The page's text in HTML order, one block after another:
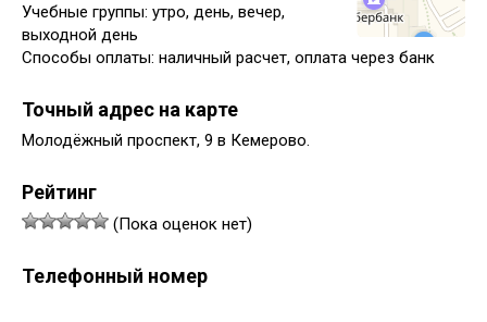
Учебные группы: утро, день, вечер,
выходной день
Способы оплаты: наличный расчет, оплата через банк
Точный адрес на карте
Молодёжный проспект, 9 в Кемерово.
Рейтинг
(Пока оценок нет)
Телефонный номер